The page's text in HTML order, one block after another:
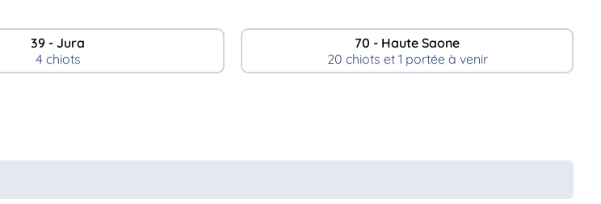
39 - Jura
4 chiots
70 - Haute Saone
20 chiots et 1 portée à venir